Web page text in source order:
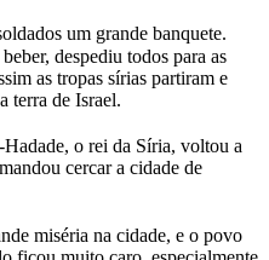
um grande banquete.
despediu todos para as
as tropas sírias partiram e
terra de Israel.
o rei da Síria, voltou a
cercar a cidade de
miséria na cidade, e o povo